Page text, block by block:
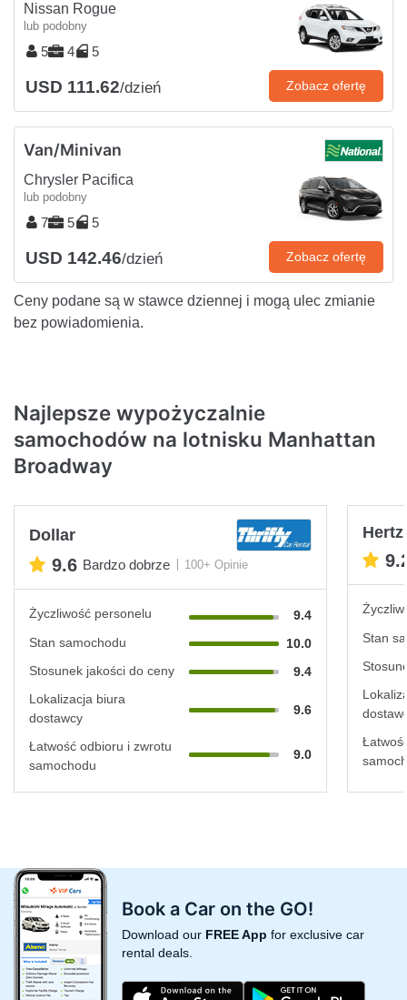
Nissan Rogue
lub podobny
5 4 5
USD 111.62/dzień Zobacz ofertę
Van/Minivan
Chrysler Pacifica
lub podobny
7 5 5
USD 142.46/dzień Zobacz ofertę
Ceny podane są w stawce dziennej i mogą ulec zmianie
bez powiadomienia.
Najlepsze wypożyczalnie
samochodów na lotnisku Manhattan
Broadway
Dollar
9.6 Bardzo dobrze 100+ Opinie
Życzliwość personelu
9.4
Stan samochodu
10.0
Stosunek jakości do ceny
9.4
Lokalizacja biura
dostawcy
9.6
Łatwość odbioru i zwrotu
samochodu
9.0
Hertz
Stan
Book a Car on the GO!
Download our FREE App for exclusive car
rental deals.